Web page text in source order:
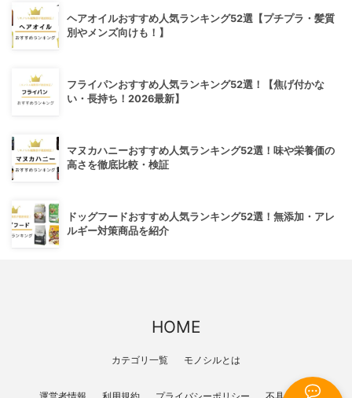
ヘアオイルおすすめ人気ランキング52選【プチプラ・髪質
別やメンズ向けも！】
フライパンおすすめ人気ランキング52選！【焦げ付かな
い・長持ち！2026最新】
マヌカハニーおすすめ人気ランキング52選！味や栄養価の
高さを徹底比較・検証
ドッグフードおすすめ人気ランキング52選！無添加・アレ
ルギー対策商品を紹介
HOME
カテゴリ一覧 モノシルとは